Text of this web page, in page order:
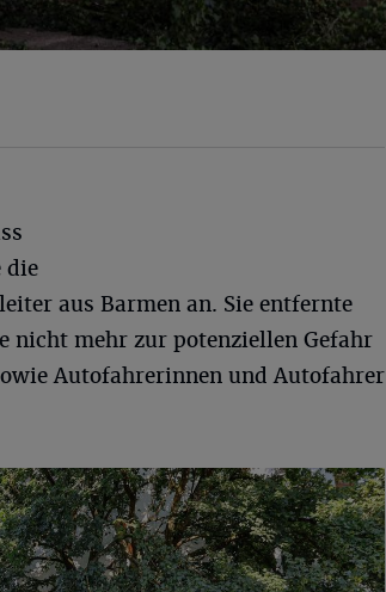
die
aus Barmen an. Sie entfernte
nicht mehr zur potenziellen Gefahr
Autofahrerinnen und Autofahrer